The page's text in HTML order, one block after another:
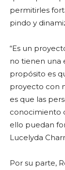
permitirles
pindo y
“Es un
no tienen una
propósito es
proyecto con
es que las
conocimiento
ello puedan
Lucelyda
Por su parte,